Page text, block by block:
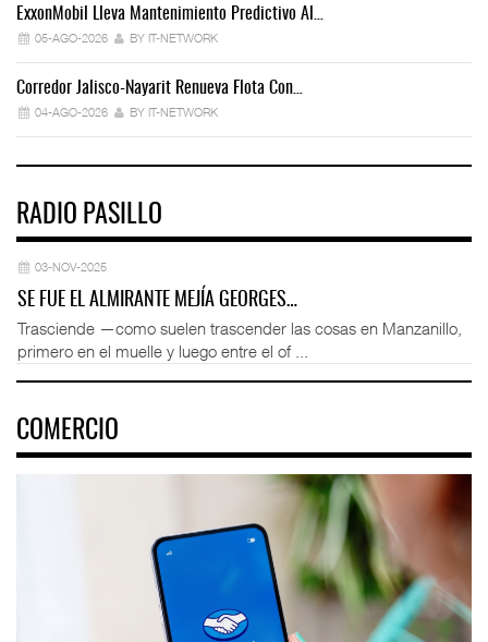
ExxonMobil Lleva Mantenimiento Predictivo Al…
05-AGO-2026 BY IT-NETWORK
Corredor Jalisco-Nayarit Renueva Flota Con…
04-AGO-2026 BY IT-NETWORK
RADIO PASILLO
03-NOV-2025
SE FUE EL ALMIRANTE MEJÍA GEORGES…
Trasciende —como suelen trascender las cosas en Manzanillo,
primero en el muelle y luego entre el of ...
COMERCIO